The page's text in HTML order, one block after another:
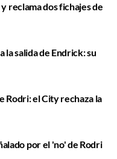
reclama dos fichajes de
la salida de Endrick: su
Rodri: el City rechaza la
por el 'no' de Rodri